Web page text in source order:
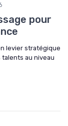
pour
levier stratégique
au niveau